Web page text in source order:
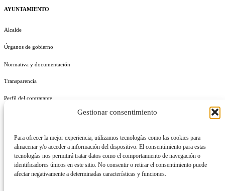
Gestionar consentimiento
Para ofrecer la mejor experiencia, utilizamos tecnologías como las cookies para
almacenar y/o acceder a información del dispositivo. El consentimiento para estas
tecnologías nos permitirá tratar datos como el comportamiento de navegación o
identificadores únicos en este sitio. No consentir o retirar el consentimiento puede
afectar negativamente a determinadas características y funciones.
AYUNTAMIENTO
Alcalde
Órganos de gobierno
Normativa y documentación
Transparencia
Perfil del contratante